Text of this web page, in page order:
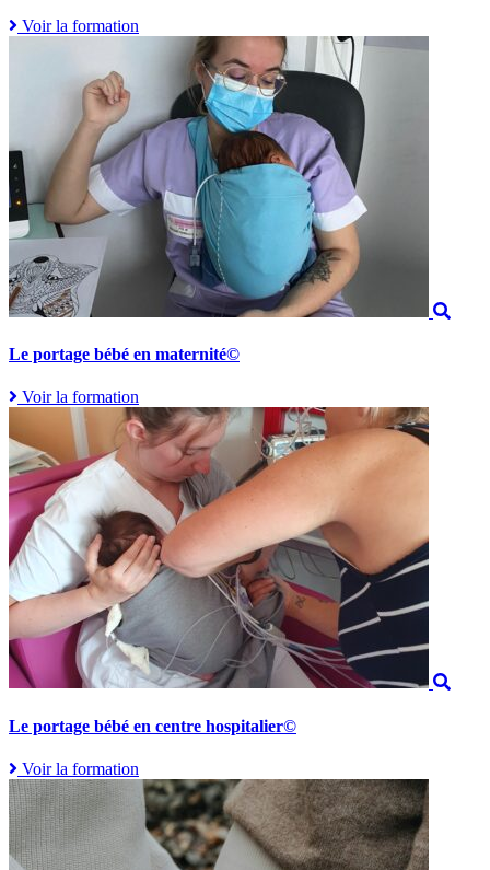
Voir la formation
Le portage bébé en maternité©
Voir la formation
Le portage bébé en centre hospitalier©
Voir la formation